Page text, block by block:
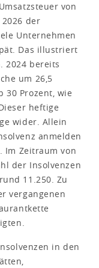
von
der
Unternehmen
Das illustriert
2024 bereits
um 26,5
30 Prozent, wie
heftige
wider. Allein
anmelden
Im Zeitraum von
der Insolvenzen
11.250. Zu
vergangenen
in den